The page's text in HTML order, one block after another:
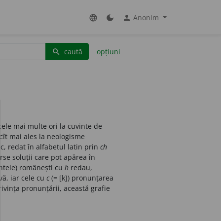
language dark_mode person Anonim
search caută opțiuni
mai multe ori la cuvinte de
mai ales la neologisme
redat în alfabetul latin prin ch
soluții care pot apărea în
românești cu h redau,
iar cele cu c(= [k]) pronunțarea
pronunțării, această grafie